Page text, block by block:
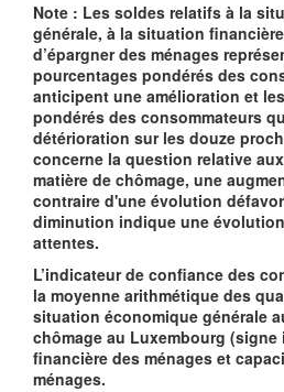
Note : Les soldes relatifs à la
générale, à la situation
d’épargner des ménages
pourcentages pondérés des
anticipent une amélioration et
pondérés des consommateurs
détérioration sur les douze
concerne la question relative
matière de chômage, une
contraire d'une évolution
diminution indique une
attentes.
L’indicateur de confiance des
la moyenne arithmétique des
situation économique générale
chômage au Luxembourg
financière des ménages et
ménages.